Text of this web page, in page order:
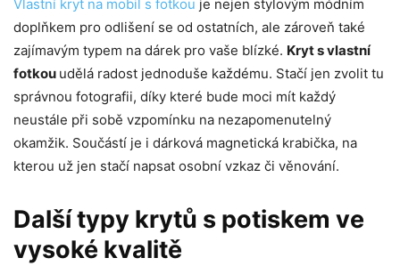
Vlastní kryt na mobil s fotkou je nejen stylovým módním
doplňkem pro odlišení se od ostatních, ale zároveň také
zajímavým typem na dárek pro vaše blízké. Kryt s vlastní
fotkou udělá radost jednoduše každému. Stačí jen zvolit tu
správnou fotografii, díky které bude moci mít každý
neustále při sobě vzpomínku na nezapomenutelný
okamžik. Součástí je i dárková magnetická krabička, na
kterou už jen stačí napsat osobní vzkaz či věnování.
Další typy krytů s potiskem ve
vysoké kvalitě